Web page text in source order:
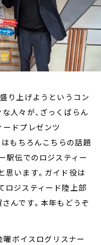
り上げようというコン
人々が、ざっくばらん
ードプレゼンツ
はもちろんこちらの話題
駅伝でのロジスティー
思います。ガイド役は
ロジスティード陸上部
んです。本年もどうぞ
曜ボイスログリスナー